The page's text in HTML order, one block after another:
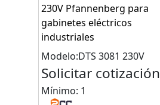
230V Pfannenberg para
gabinetes eléctricos
industriales
Modelo:DTS 3081 230V
Solicitar cotización
Mínimo: 1